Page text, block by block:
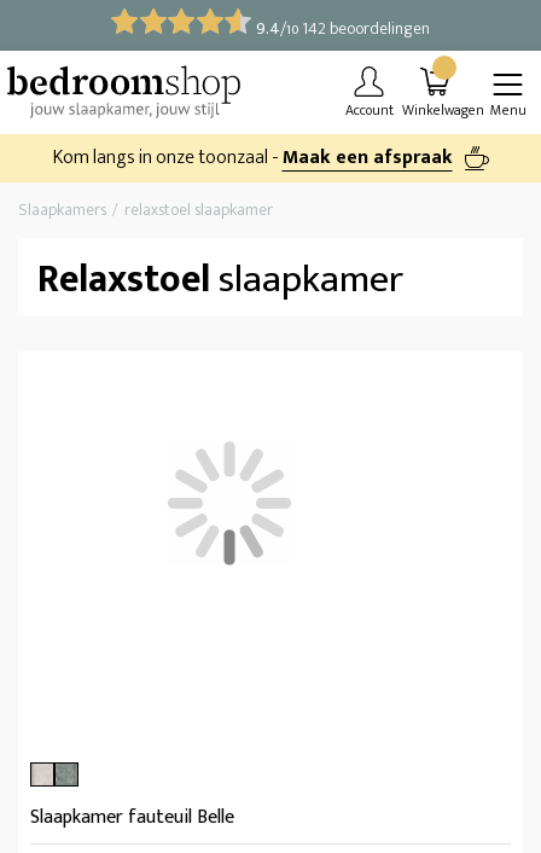
9.4/10 142 beoordelingen
Account Winkelwagen Menu
Kom langs in onze toonzaal -Maak een afspraak
Slaapkamers relaxstoel slaapkamer
Relaxstoelslaapkamer
Slaapkamer fauteuil Belle